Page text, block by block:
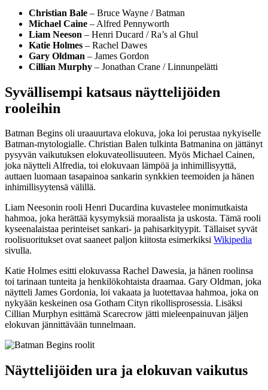
Christian Bale – Bruce Wayne / Batman
Michael Caine – Alfred Pennyworth
Liam Neeson – Henri Ducard / Ra’s al Ghul
Katie Holmes – Rachel Dawes
Gary Oldman – James Gordon
Cillian Murphy – Jonathan Crane / Linnunpelätti
Syvällisempi katsaus näyttelijöiden
rooleihin
Batman Begins oli uraauurtava elokuva, joka loi perustaa nykyiselle
Batman-mytologialle. Christian Balen tulkinta Batmanina on jättänyt
pysyvän vaikutuksen elokuvateollisuuteen. Myös Michael Cainen,
joka näytteli Alfredia, toi elokuvaan lämpöä ja inhimillisyyttä,
auttaen luomaan tasapainoa sankarin synkkien teemoiden ja hänen
inhimillisyytensä välillä.
Liam Neesonin rooli Henri Ducardina kuvastelee monimutkaista
hahmoa, joka herättää kysymyksiä moraalista ja uskosta. Tämä rooli
kyseenalaistaa perinteiset sankari- ja pahisarkityypit. Tällaiset syvät
roolisuoritukset ovat saaneet paljon kiitosta esimerkiksi Wikipedia
sivulla.
Katie Holmes esitti elokuvassa Rachel Dawesia, ja hänen roolinsa
toi tarinaan tunteita ja henkilökohtaista draamaa. Gary Oldman, joka
näytteli James Gordonia, loi vakaata ja luotettavaa hahmoa, joka on
nykyään keskeinen osa Gotham Cityn rikollisprosessia. Lisäksi
Cillian Murphyn esittämä Scarecrow jätti mieleenpainuvan jäljen
elokuvan jännittävään tunnelmaan.
Näyttelijöiden ura ja elokuvan vaikutus